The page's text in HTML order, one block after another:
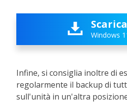
 Windows
Infine, si consiglia inoltre di
regolarmente il backup di
sull'unità in un'altra